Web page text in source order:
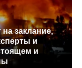
заклание,
и
и